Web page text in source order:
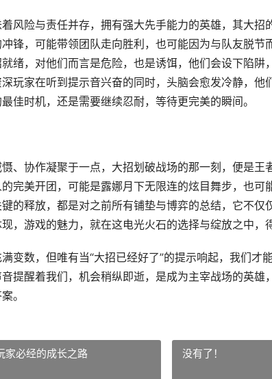
风险与责任并存，拥有强大先手能力的英雄，其大招
锋，可能带领团队走向胜利，也可能因为与队友脱节
绪，对他们而言是危险，也是诱饵，他们会设下陷阱
玩家在听到提示音兴奋的同时，头脑会愈发冷静，他
佳时机，还是需要继续忍耐，等待更完美的瞬间。
、协作凝聚于一点，大招划破战场的那一刻，便是王
完美开团，可能是露娜月下无限连的炫目舞步，也可
的释放，都是对之前所有铺垫与博弈的总结，它不仅
，游戏的魅力，就在这电光火石的选择与绽放之中，
变数，但唯有当“大招已经好了”的提示响起，我们才
提醒着我们，机会稍纵即逝，是成为主宰战场的英雄
。
家必经的成长之路 没有了！